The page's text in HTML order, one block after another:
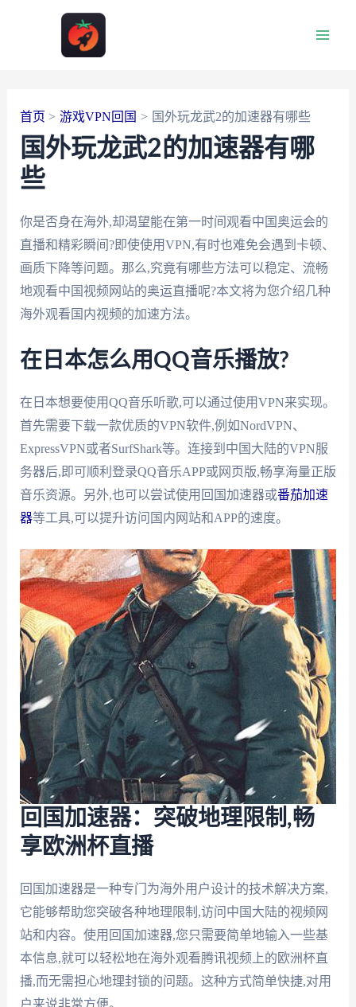
首页 游戏VPN回国 国外玩龙武2的加速器有哪些
国外玩龙武2的加速器有哪
些
你是否身在海外,却渴望能在第一时间观看中国奥运会的
直播和精彩瞬间?即使使用VPN,有时也难免会遇到卡顿、
画质下降等问题。那么,究竟有哪些方法可以稳定、流畅
地观看中国视频网站的奥运直播呢?本文将为您介绍几种
海外观看国内视频的加速方法。
在日本怎么用QQ音乐播放?
在日本想要使用QQ音乐听歌,可以通过使用VPN来实现。
首先需要下载一款优质的VPN软件,例如NordVPN、
ExpressVPN或者SurfShark等。连接到中国大陆的VPN服
务器后,即可顺利登录QQ音乐APP或网页版,畅享海量正版
音乐资源。另外,也可以尝试使用回国加速器或番茄加速
器等工具,可以提升访问国内网站和APP的速度。
回国加速器：突破地理限制,畅
享欧洲杯直播
回国加速器是一种专门为海外用户设计的技术解决方案,
它能够帮助您突破各种地理限制,访问中国大陆的视频网
站和内容。使用回国加速器,您只需要简单地输入一些基
本信息,就可以轻松地在海外观看腾讯视频上的欧洲杯直
播,而无需担心地理封锁的问题。这种方式简单快捷,对用